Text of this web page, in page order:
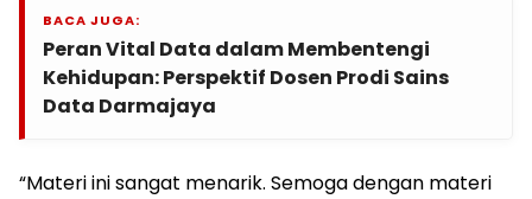
BACA JUGA:
Peran Vital Data dalam Membentengi
Kehidupan: Perspektif Dosen Prodi Sains
Data Darmajaya
“Materi ini sangat menarik. Semoga dengan materi